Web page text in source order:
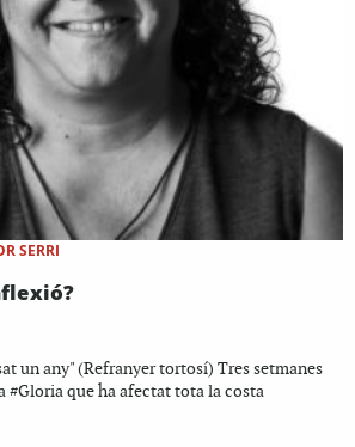
SERRI
un any" (Refranyer tortosí) Tres setmanes
#Gloria que ha afectat tota la costa